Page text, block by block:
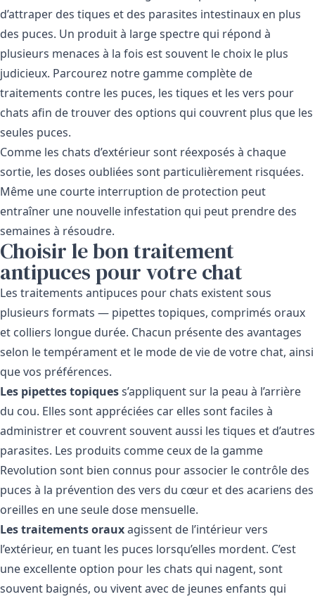
d’attraper des tiques et des parasites intestinaux en plus
des puces. Un produit à large spectre qui répond à
plusieurs menaces à la fois est souvent le choix le plus
judicieux. Parcourez notre gamme complète de
traitements contre les puces, les tiques et les vers pour
chats afin de trouver des options qui couvrent plus que les
seules puces.
Comme les chats d’extérieur sont réexposés à chaque
sortie, les doses oubliées sont particulièrement risquées.
Même une courte interruption de protection peut
entraîner une nouvelle infestation qui peut prendre des
semaines à résoudre.
Choisir le bon traitement
antipuces pour votre chat
Les traitements antipuces pour chats existent sous
plusieurs formats — pipettes topiques, comprimés oraux
et colliers longue durée. Chacun présente des avantages
selon le tempérament et le mode de vie de votre chat, ainsi
que vos préférences.
Les pipettes topiquess’appliquent sur la peau à l’arrière
du cou. Elles sont appréciées car elles sont faciles à
administrer et couvrent souvent aussi les tiques et d’autres
parasites. Les produits comme ceux de la gamme
Revolution sont bien connus pour associer le contrôle des
puces à la prévention des vers du cœur et des acariens des
oreilles en une seule dose mensuelle.
Les traitements orauxagissent de l’intérieur vers
l’extérieur, en tuant les puces lorsqu’elles mordent. C’est
une excellente option pour les chats qui nagent, sont
souvent baignés, ou vivent avec de jeunes enfants qui